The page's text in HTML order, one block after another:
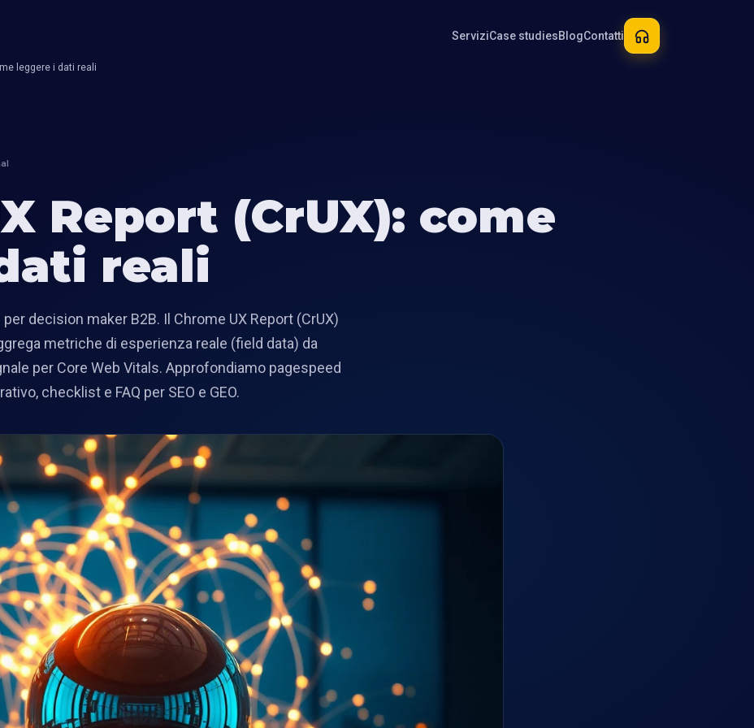
ServiziCase studiesBlogContatti
leggere i dati reali
Report (CrUX): come
reali
decision maker B2B. Il Chrome UX Report (CrUX)
metriche di esperienza reale (field data) da
per Core Web Vitals. Approfondiamo pagespeed
checklist e FAQ per SEO e GEO.